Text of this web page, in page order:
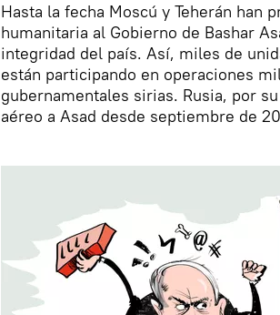
Hasta la fecha Moscú y Teherán han
humanitaria al Gobierno de Bashar
integridad del país. Así, miles de
están participando en operaciones
gubernamentales sirias. Rusia, por
aéreo a Asad desde septiembre de